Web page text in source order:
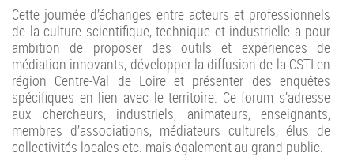
Cette journée d’échanges entre acteurs et professionnels
de la culture scientifique, technique et industrielle a pour
ambition de proposer des outils et expériences de
médiation innovants, développer la diffusion de la CSTI en
région Centre-Val de Loire et présenter des enquêtes
spécifiques en lien avec le territoire. Ce forum s’adresse
aux chercheurs, industriels, animateurs, enseignants,
membres d’associations, médiateurs culturels, élus de
collectivités locales etc. mais également au grand public.